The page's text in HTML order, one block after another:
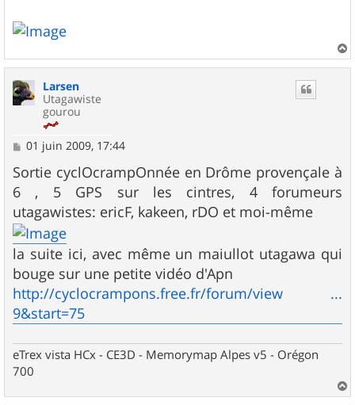
a
Larsen
Utagawiste
gourou
M
s
s
g
e
01 juin 2009, 17:44
Sortie cyclOcrampOnnée en Drôme provençale à
6 , 5 GPS sur les cintres, 4 forumeurs
utagawistes: ericF, kakeen, rDO et moi-même
la suite ici, avec même un maiullot utagawa qui
bouge sur une petite vidéo d'Apn
http://cyclocrampons.free.fr/forum/view ...
9&start=75
eTrex vista HCx - CE3D - Memorymap Alpes v5 - Orégon
700
a